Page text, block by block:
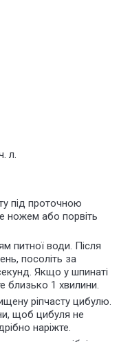
л.
під проточною
ножем або порвіть
питної води. Після
посоліть за
Якщо у шпинаті
близько 1 хвилини.
ріпчасту цибулю.
щоб цибуля не
наріжте.